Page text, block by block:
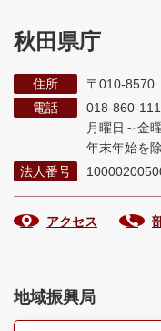
秋田県庁
住所
〒010-8570
電話
018-860-
月曜日～金
年末年始を除
法人番号
アクセス
地域振興局